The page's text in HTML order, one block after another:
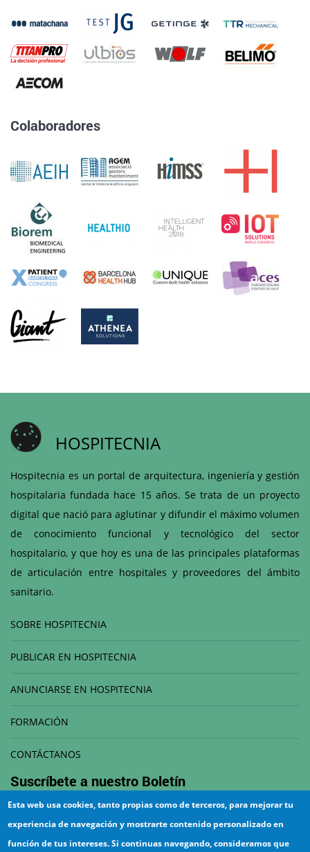
Colaboradores
HOSPITECNIA
Hospitecnia es un portal de arquitectura, ingeniería y gestión
hospitalaria fundada hace 15 años. Se trata de un proyecto
digital que nació para aglutinar y difundir el máximo volumen
de conocimiento funcional y tecnológico del sector
hospitalario, y que hoy es una de las principales plataformas
de articulación entre hospitales y proveedores del ámbito
sanitario.
SOBRE HOSPITECNIA
PUBLICAR EN HOSPITECNIA
ANUNCIARSE EN HOSPITECNIA
FORMACIÓN
CONTÁCTANOS
Suscríbete a nuestro Boletín
Esta web usa cookies, tanto propias como de terceros, para mejorar tu
experiencia de navegación y mostrarte contenido personalizado en
función de tus intereses. Si continuas navegando, consideramos que